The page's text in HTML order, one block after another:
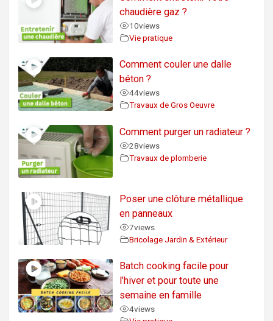
chaudière gaz ?
10views
Vie pratique
Comment couler une dalle
béton ?
44views
Travaux de Gros Oeuvre
Comment purger un radiateur ?
28views
Travaux de plomberie
Poser une clôture métallique
en panneaux
7views
Bricolage Jardin & Extérieur
Batch cooking facile pour
l’hiver et pour toute une
semaine en famille
4views